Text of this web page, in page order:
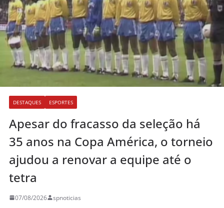
DESTAQUES ESPORTES
Apesar do fracasso da seleção há
35 anos na Copa América, o torneio
ajudou a renovar a equipe até o
tetra
07/08/2026 spnoticias